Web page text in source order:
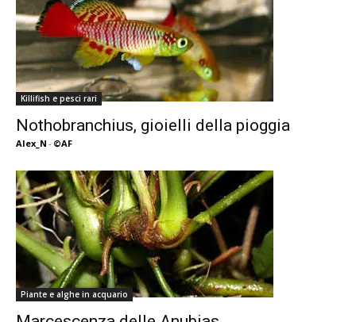
Killifish e pesci rari
Nothobranchius, gioielli della pioggia
Alex_N - ©AF
Piante e alghe in acquario